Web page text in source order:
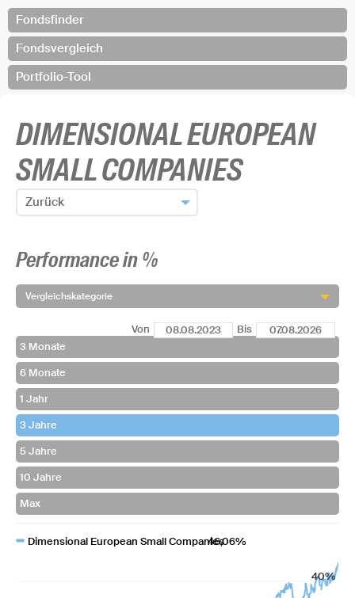
Fondsfinder
Fondsvergleich
Portfolio-Tool
DIMENSIONAL EUROPEAN
SMALL COMPANIES
Zurück
Fonds hinzufügen und zurück
Performance in %
Vergleichskategorie
Von Bis
Dimensional European Small Companies46,06%
40%